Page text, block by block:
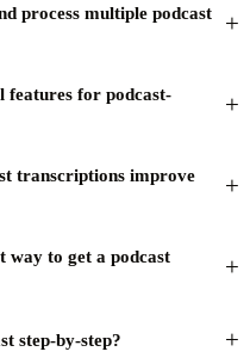
process multiple podcast
+
features for podcast-
+
transcriptions improve
+
way to get a podcast
+
step-by-step? +